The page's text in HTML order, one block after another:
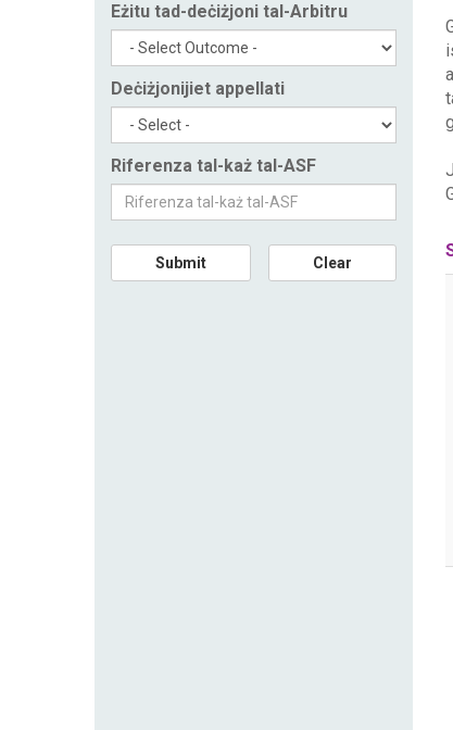
Eżitu tad-deċiżjoni tal-Arbitru
Deċiżjonijiet appellati
Riferenza tal-każ tal-ASF
Submit Clear